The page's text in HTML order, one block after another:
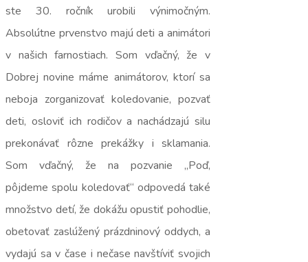
ste 30. ročník urobili výnimočným.
Absolútne prvenstvo majú deti a animátori
v našich farnostiach. Som vďačný, že v
Dobrej novine máme animátorov, ktorí sa
neboja zorganizovať koledovanie, pozvať
deti, osloviť ich rodičov a nachádzajú silu
prekonávať rôzne prekážky i sklamania.
Som vďačný, že na pozvanie „Poď,
pôjdeme spolu koledovať“ odpovedá také
množstvo detí, že dokážu opustiť pohodlie,
obetovať zaslúžený prázdninový oddych, a
vydajú sa v čase i nečase navštíviť svojich